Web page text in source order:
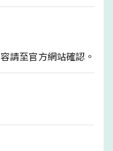
請至官方網站確認。